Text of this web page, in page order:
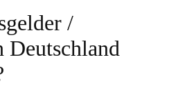
/
Deutschland